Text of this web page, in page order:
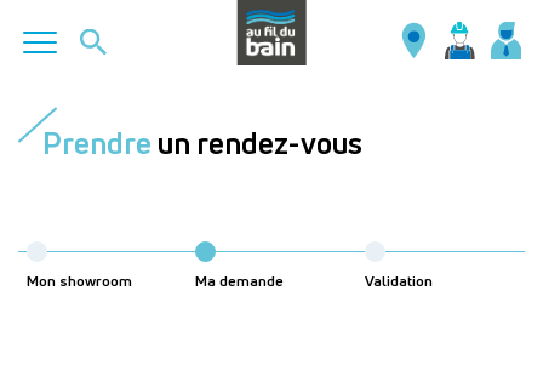
contenuPrendre un rendez-vous
Mon showroom Ma demande Validation